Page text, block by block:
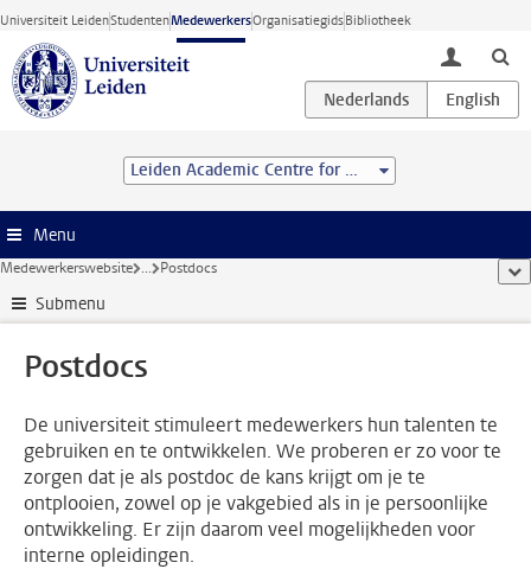
Ga direct naar de inhoud
Universiteit LeidenStudentenMedewerkersOrganisatiegidsBibliotheek
toggle
Leiden Academic Centre for Drug Research (LACDR)
Menu
Medewerkerswebsite ... Postdocs
Submenu
Postdocs
De universiteit stimuleert medewerkers hun talenten te
gebruiken en te ontwikkelen. We proberen er zo voor te
zorgen dat je als postdoc de kans krijgt om je te
ontplooien, zowel op je vakgebied als in je persoonlijke
ontwikkeling. Er zijn daarom veel mogelijkheden voor
interne opleidingen.